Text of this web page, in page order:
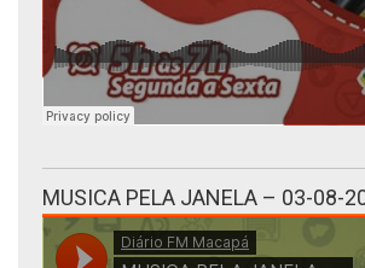
MUSICA PELA JANELA – 03-08-